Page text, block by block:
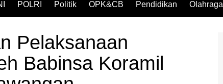
POLRI Politik OPK&CB Pendidikan Olahraga
Pelaksanaan
Babinsa Koramil